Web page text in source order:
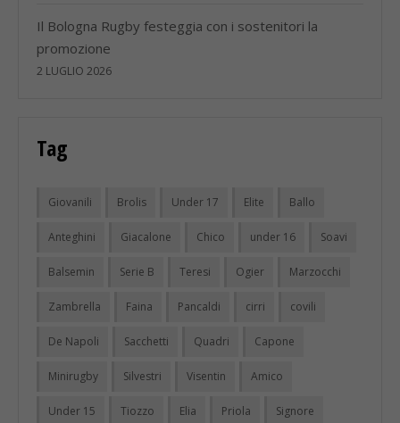
Il Bologna Rugby festeggia con i sostenitori la
promozione
2 LUGLIO 2026
Tag
Giovanili Brolis Under 17 Elite Ballo
Anteghini Giacalone Chico under 16 Soavi
Balsemin Serie B Teresi Ogier Marzocchi
Zambrella Faina Pancaldi cirri covili
De Napoli Sacchetti Quadri Capone
Minirugby Silvestri Visentin Amico
Under 15 Tiozzo Elia Priola Signore